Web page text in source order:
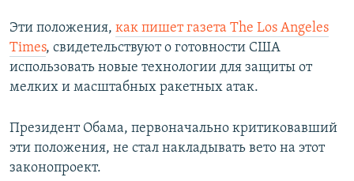
Эти положения, как пишет газета The Los Angeles
Times, свидетельствуют о готовности США
использовать новые технологии для защиты от
мелких и масштабных ракетных атак.
Президент Обама, первоначально критиковавший
эти положения, не стал накладывать вето на этот
законопроект.